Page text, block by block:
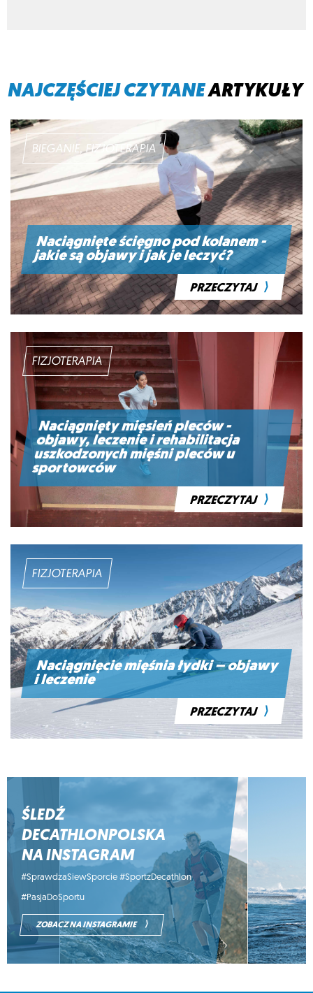
NAJCZĘŚCIEJ CZYTANEARTYKUŁY
BIEGANIE, FIZJOTERAPIA
Naciągnięte ścięgno pod kolanem -
jakie są objawy i jak je leczyć?
PRZECZYTAJ ⟩
FIZJOTERAPIA
Naciągnięty mięsień pleców -
objawy, leczenie i rehabilitacja
uszkodzonych mięśni pleców u
sportowców
PRZECZYTAJ ⟩
FIZJOTERAPIA
Naciągnięcie mięśnia łydki – objawy
i leczenie
PRZECZYTAJ ⟩
ŚLEDŹ
DECATHLONPOLSKA
NA INSTAGRAM
#SprawdzaSiewSporcie #SportzDecathlon
#PasjaDoSportu
ZOBACZ NA INSTAGRAMIE ⟩